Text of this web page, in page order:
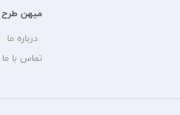
میهن طرح
درباره ما
تماس با ما